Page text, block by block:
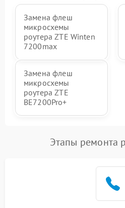
Замена флеш
микросхемы
роутера ZTE Winten
7200max
Замена флеш
микросхемы
роутера ZTE
BE7200Pro+
Этапы ремонта